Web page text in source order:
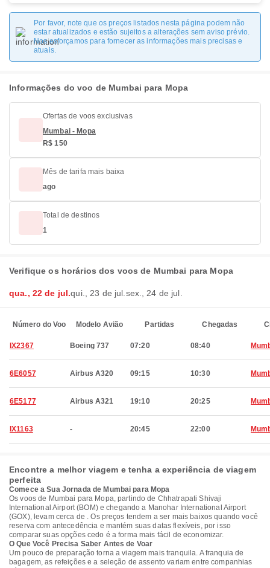
Por favor, note que os preços listados nesta página podem não
estar atualizados e estão sujeitos a alterações sem aviso prévio.
Nos esforçamos para fornecer as informações mais precisas e
atuais.
Informações do voo de Mumbai para Mopa
Ofertas de voos exclusivas
Mumbai - Mopa
R$ 150
Mês de tarifa mais baixa
ago
Total de destinos
1
Verifique os horários dos voos de Mumbai para Mopa
qua., 22 de jul.qui., 23 de jul. sex., 24 de jul.
Número do Voo Modelo Avião Partidas Chegadas
IX2367 Boeing 737 07:20 08:40
6E6057 Airbus A320 09:15 10:30
6E5177 Airbus A321 19:10 20:25
IX1163 - 20:45 22:00
Encontre a melhor viagem e tenha a experiência de viagem
perfeita
Comece a Sua Jornada de Mumbai para Mopa
Os voos de Mumbai para Mopa, partindo de Chhatrapati Shivaji
International Airport (BOM) e chegando a Manohar International Airport
(GOX), levam cerca de . Os preços tendem a ser mais baixos quando você
reserva com antecedência e mantém suas datas flexíveis, por isso
comparar suas opções cedo é a forma mais fácil de economizar.
O Que Você Precisa Saber Antes de Voar
Um pouco de preparação torna a viagem mais tranquila. A franquia de
bagagem, as refeições e a seleção de assento variam entre companhias